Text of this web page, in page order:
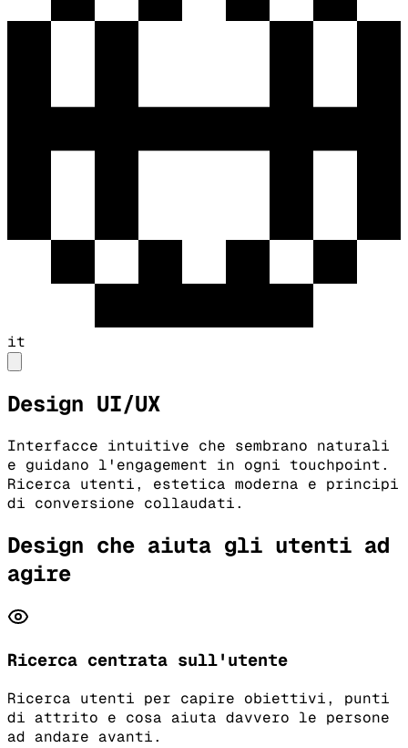
it
Design UI/UX
Interfacce intuitive che sembrano naturali
e guidano l'engagement in ogni touchpoint.
Ricerca utenti, estetica moderna e principi
di conversione collaudati.
Design che aiuta gli utenti ad
agire
Ricerca centrata sull'utente
Ricerca utenti per capire obiettivi, punti
di attrito e cosa aiuta davvero le persone
ad andare avanti.